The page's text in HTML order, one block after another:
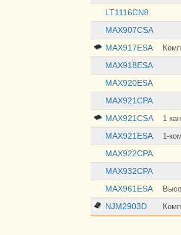
LT1116CN8
MAX907CSA
MAX917ESA
MAX918ESA
MAX920ESA
MAX921CPA
MAX921CSA
1
MAX921ESA 1-
MAX922CPA
MAX932CPA
MAX961ESA
NJM2903D